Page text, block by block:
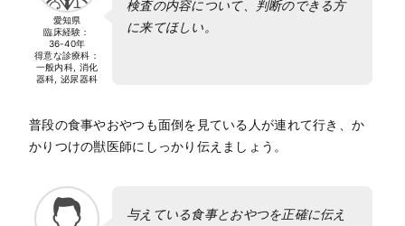
愛知県
臨床経験：
36-40年
得意な診療科：
一般内科, 消化
器科, 泌尿器科
検査の内容について、判断のできる方
に来てほしい。
普段の食事やおやつも面倒を見ている人が連れて行き、か
かりつけの獣医師にしっかり伝えましょう。
与えている食事とおやつを正確に伝え